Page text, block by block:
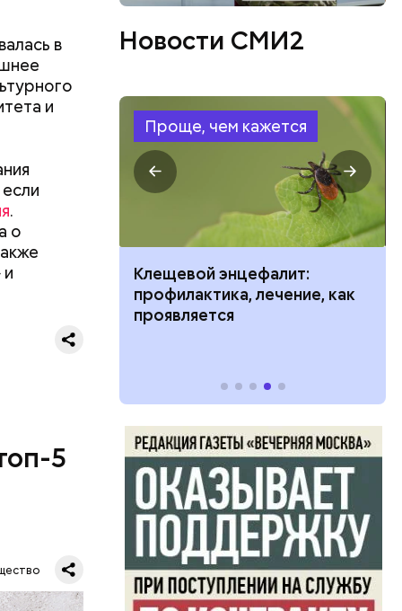
в
и
.
о
5
Новости СМИ2
Проще, чем кажется
развитие
Клещевой энцефалит:
профилактика, лечение, как
проявляется